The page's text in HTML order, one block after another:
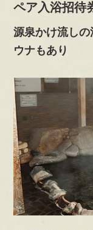
ペア入浴招
源泉かけ流し
ウナもあり